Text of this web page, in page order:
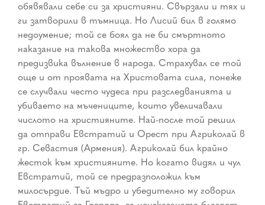
обявявали себе си за християни. Свързали и тях и
ги затворили в тъмница. Но Лисий бил в голямо
недоумение; той се боял да не би смъртното
наказание на такова множество хора да
предизвика вълнение в народа. Страхувал се той
още и от проявата на Христовата сила, понеже
се случвали често чудеса при разследванията и
убиваето на мъчениците, които увеличавали
числото на християните. Най-после той решил
да отправи Евстратий и Орест при Агриколай в
гр. Севастия (Армения). Агриколай бил крайно
жесток към християните. Но когато видял и чул
Евстратий, той се предразположил към
милосърдие. Тъй мъдро и убедително му говорил